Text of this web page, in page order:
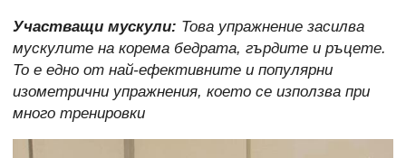
Участващи мускули: Това упражнение засилва
мускулите на корема бедрата, гърдите и ръцете.
То е едно от най-ефективните и популярни
изометрични упражнения, което се използва при
много тренировки